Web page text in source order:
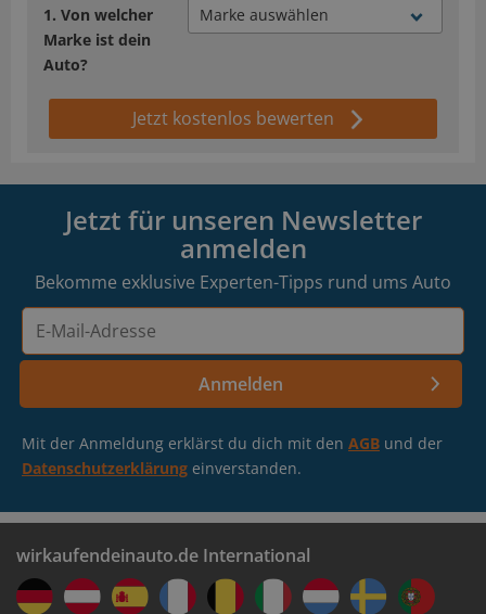
Von welcher
Marke ist dein
Auto?
Jetzt kostenlos bewerten
Jetzt für unseren Newsletter
anmelden
Bekomme exklusive Experten-Tipps rund ums Auto
Adresse
Anmelden
Mit der Anmeldung erklärst du dich mit den AGB und der
Datenschutzerklärung einverstanden.
wirkaufendeinauto.de International